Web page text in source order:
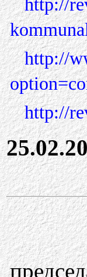
http://
http://
http://